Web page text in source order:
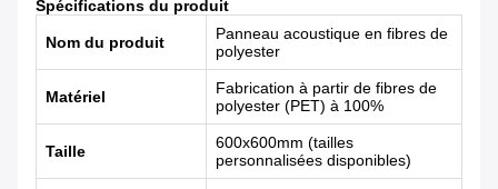
Spécifications du produit
Nom du produit
Panneau acoustique en fibres de
polyester
Matériel
Fabrication à partir de fibres de
polyester (PET) à 100%
Taille
600x600mm (tailles
personnalisées disponibles)